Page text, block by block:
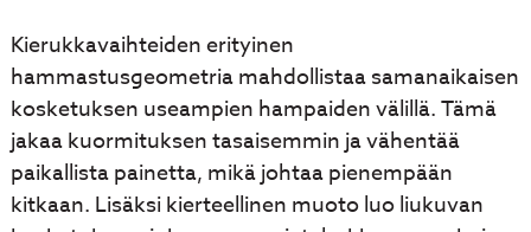
Kierukkavaihteiden erityinen
hammastusgeometria mahdollistaa samanaikaisen
kosketuksen useampien hampaiden välillä. Tämä
jakaa kuormituksen tasaisemmin ja vähentää
paikallista painetta, mikä johtaa pienempään
kitkaan. Lisäksi kierteellinen muoto luo liukuvan